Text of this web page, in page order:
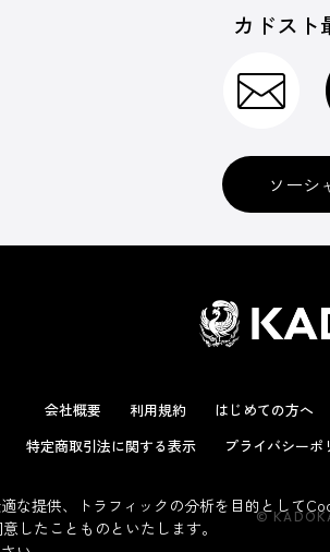
カドスト
ソーシ
会社概要 利用規約 はじめての方へ
特定商取引法に関する表示
プライバシーポ
©
な提供、トラフィックの分析を目的として
したことものといたします。